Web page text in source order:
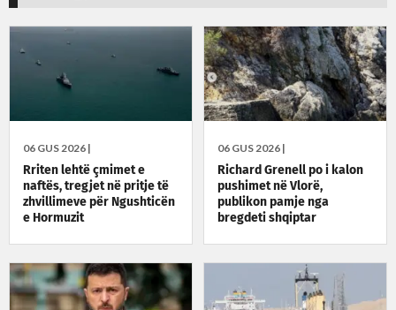
06 GUS 2026 |
Rriten lehtë çmimet e
naftës, tregjet në pritje të
zhvillimeve për Ngushticën
e Hormuzit
06 GUS 2026 |
Richard Grenell po i kalon
pushimet në Vlorë,
publikon pamje nga
bregdeti shqiptar